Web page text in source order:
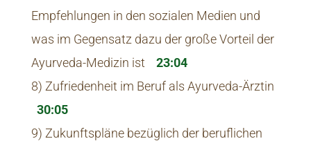
Empfehlungen in den sozialen Medien und
was im Gegensatz dazu der große Vorteil der
Ayurveda-Medizin ist 23:04
8) Zufriedenheit im Beruf als Ayurveda-Ärztin
30:05
9) Zukunftspläne bezüglich der beruflichen